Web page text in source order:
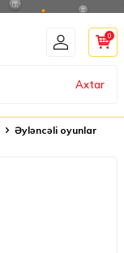
Axtar
0
Əyləncəli oyunlar